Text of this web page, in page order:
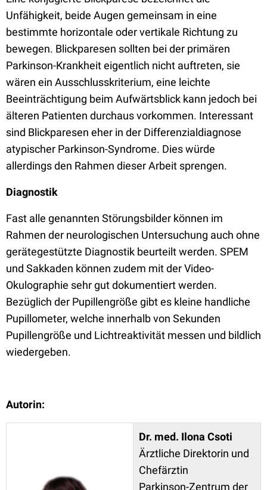
Unfähigkeit, beide Augen gemeinsam in eine
bestimmte horizontale oder vertikale Richtung zu
bewegen. Blickparesen sollten bei der primären
Parkinson-Krankheit eigentlich nicht auftreten, sie
wären ein Ausschlusskriterium, eine leichte
Beeinträchtigung beim Aufwärtsblick kann jedoch bei
älteren Patienten durchaus vorkommen. Interessant
sind Blickparesen eher in der Differenzialdiagnose
atypischer Parkinson-Syndrome. Dies würde
allerdings den Rahmen dieser Arbeit sprengen.
Diagnostik
Fast alle genannten Störungsbilder können im
Rahmen der neurologischen Untersuchung auch ohne
gerätegestützte Diagnostik beurteilt werden. SPEM
und Sakkaden können zudem mit der Video-
Okulographie sehr gut dokumentiert werden.
Bezüglich der Pupillengröße gibt es kleine handliche
Pupillometer, welche innerhalb von Sekunden
Pupillengröße und Lichtreaktivität messen und bildlich
wiedergeben.
Autorin:
Dr. med. Ilona Csoti
Ärztliche Direktorin und
Chefärztin
Parkinson-Zentrum der